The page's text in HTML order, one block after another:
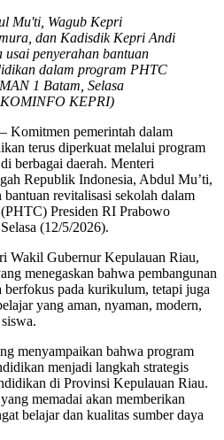
Mu'ti, Wagub Kepri
dan Kadisdik Kepri Andi
usai penyerahan bantuan
dalam program PHTC
1 Batam, Selasa
KEPRI)
– Komitmen pemerintah dalam
terus diperkuat melalui program
berbagai daerah. Menteri
Republik Indonesia, Abdul Mu’ti,
revitalisasi sekolah dalam
Presiden RI Prabowo
(12/5/2026).
Wakil Gubernur Kepulauan Riau,
menegaskan bahwa pembangunan
pada kurikulum, tetapi juga
yang aman, nyaman, modern,
menyampaikan bahwa program
menjadi langkah strategis
di Provinsi Kepulauan Riau.
memadai akan memberikan
belajar dan kualitas sumber daya